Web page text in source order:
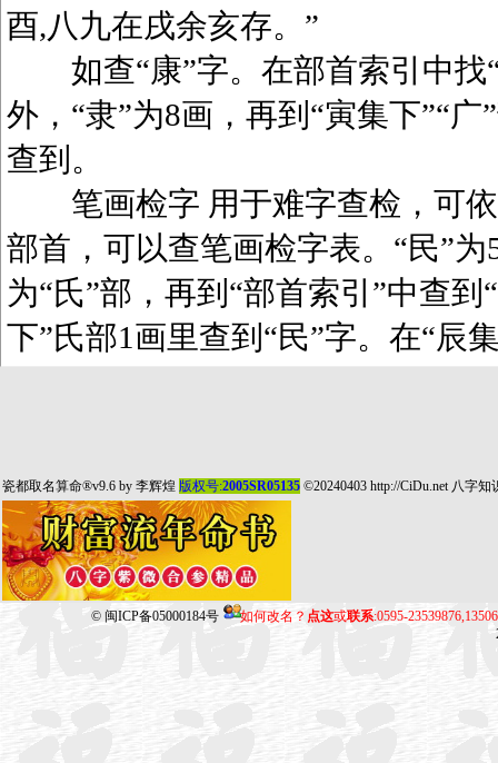
酉,八九在戌余亥存。”
如查“康”字。在部首索引中找“
外，“隶”为8画，再到“寅集下”“
查到。
笔画检字 用于难字查检，可依
部首，可以查笔画检字表。“民”
为“氏”部，再到“部首索引”中查到
下”氏部1画里查到“民”字。在“辰
瓷都取名算命®v9.6 by 李辉煌 版权号:2005SR05135 ©20240403 http://CiDu.net 八字知
© 闽ICP备05000184号 如何改名？ 点这或联系:0595-